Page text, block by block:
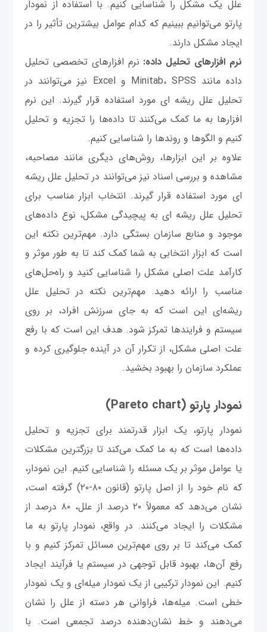
علل یک مشکل را شناسایی کنیم. با استفاده از نمودار
پارتو می‌توانیم ببینیم که کدام عوامل بیشترین تأثیر را در
ایجاد مشکل دارند.
نرم افزارهای تحلیل داده: نرم افزارهای تخصصی تحلیل
داده مانند Minitab، SPSS و Excel نیز می‌توانند در
تحلیل علل ریشه ای مورد استفاده قرار گیرند. این نرم
افزارها به ما کمک می‌کنند تا داده‌ها را تجزیه و تحلیل
کنیم و الگوها و روندها را شناسایی کنیم.
علاوه بر این ابزارها، روش‌های دیگری مانند مصاحبه،
مشاهده و بررسی اسناد نیز می‌توانند در تحلیل علل ریشه
ای مورد استفاده قرار گیرند. انتخاب ابزار مناسب برای
تحلیل علل ریشه ای به پیچیدگی مشکل، نوع داده‌های
موجود و منابع سازمان بستگی دارد. مهم‌ترین نکته این
است که ابزار انتخابی به شما کمک کند تا به طور موثر و
کارآمد علت اصلی مشکل را شناسایی کنید و راه‌حل‌های
مناسب را ارائه دهید. مهم‌ترین نکته در تحلیل علل
ریشه‌ای این است که به جای سرزنش افراد، بر روی
سیستم و فرایندها تمرکز شود. هدف این است که با رفع
علت اصلی مشکل، از تکرار آن در آینده جلوگیری کرده و
عملکرد سازمان را بهبود بخشید.
نمودار پارتو (Pareto chart)
نمودار پارتو، یک ابزار قدرتمند برای تجزیه و تحلیل
داده‌ها است که به ما کمک می‌کند تا بزرگترین مشکلات
یا عوامل موثر بر یک مسئله را شناسایی کنیم. این نمودار،
که نام خود را از اصل پارتو (قانون ۸۰-۲۰) گرفته است،
نشان می‌دهد که معمولاً ۲۰ درصد از علل، ۸۰ درصد از
مشکلات را ایجاد می‌کنند. در واقع، نمودار پارتو به ما
کمک می‌کند تا بر روی مهم‌ترین مسائل تمرکز کنیم و با
رفع آن‌ها، بهبود قابل توجهی در سیستم یا فرآیند ایجاد
کنیم. این نمودار ترکیبی از یک نمودار میله‌ای و یک نمودار
خطی است. میله‌ها، فراوانی هر دسته از علل را نشان
می‌دهند و خط نشان‌دهنده درصد تجمعی است. با